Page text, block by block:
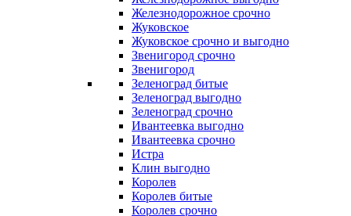
Железнодорожное срочно
Жуковское
Жуковское срочно и выгодно
Звенигород срочно
Звенигород
Зеленоград битые
Зеленоград выгодно
Зеленоград срочно
Ивантеевка выгодно
Ивантеевка срочно
Истра
Клин выгодно
Королев
Королев битые
Королев срочно